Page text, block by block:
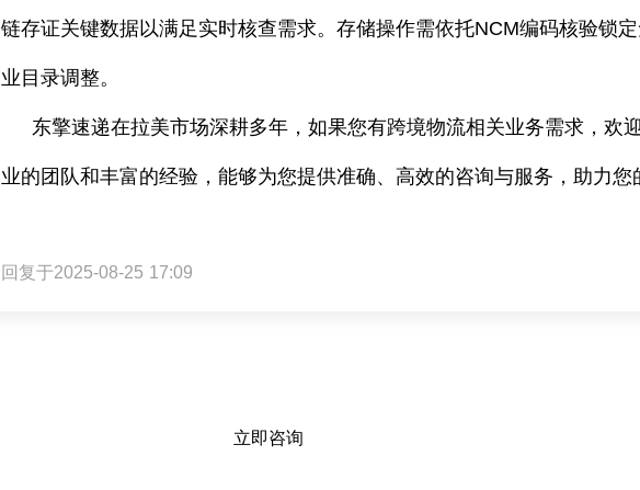
链存证关键数据以满足实时核查需求。存储操作需依托NCM编码核验锁
业目录调整。
东擎速递在拉美市场深耕多年，如果您有跨境物流相关业务需求，欢
业的团队和丰富的经验，能够为您提供准确、高效的咨询与服务，助力您
回复于2025-08-25 17:09
立即咨询